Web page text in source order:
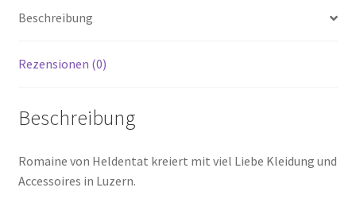
Beschreibung
Rezensionen (0)
Beschreibung
Romaine von Heldentat kreiert mit viel Liebe Kleidung und
Accessoires in Luzern.